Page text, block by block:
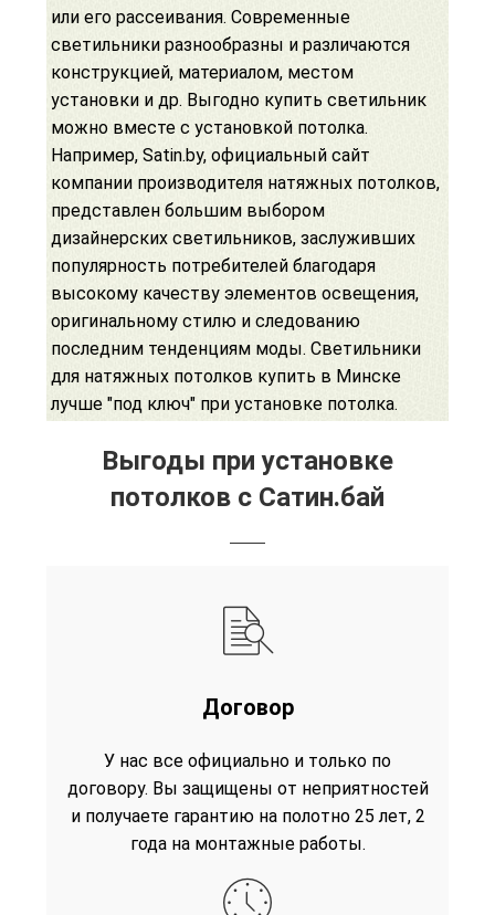
купить в Минске
Заказать звонок!
или его рассеивания. Современные
светильники разнообразны и различаются
конструкцией, материалом, местом
установки и др. Выгодно купить светильник
можно вместе с установкой потолка.
Например, Satin.by, официальный сайт
компании производителя натяжных потолков,
представлен большим выбором
дизайнерских светильников, заслуживших
популярность потребителей благодаря
высокому качеству элементов освещения,
оригинальному стилю и следованию
последним тенденциям моды. Светильники
для натяжных потолков купить в Минске
лучше "под ключ" при установке потолка.
Выгоды при установке
потолков с Сатин.бай
Договор
У нас все официально и только по
договору. Вы защищены от неприятностей
и получаете гарантию на полотно 25 лет, 2
года на монтажные работы.